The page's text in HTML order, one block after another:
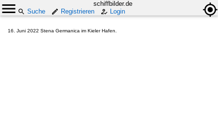
schiffbilder.de
Suche
Registrieren Login
16. Juni 2022 Stena Germanica im Kieler Hafen.